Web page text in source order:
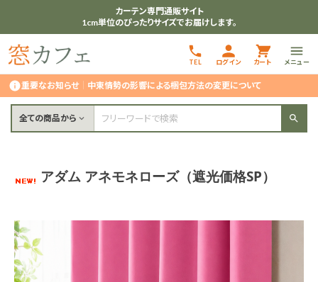
カーテン専門通販サイト
1cm単位のぴったりサイズでお届けします。
TEL ログイン カート メニュー
重要なお知らせ｜ 中東情勢の影響による梱包方法の変更について
全ての商品から
アダム アネモネローズ（遮光価格SP）